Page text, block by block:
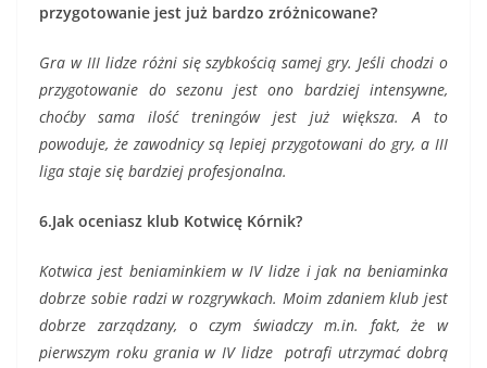
przygotowanie jest już bardzo zróżnicowane?
Gra w III lidze różni się szybkością samej gry. Jeśli chodzi o
przygotowanie do sezonu jest ono bardziej intensywne,
choćby sama ilość treningów jest już większa. A to
powoduje, że zawodnicy są lepiej przygotowani do gry, a III
liga staje się bardziej profesjonalna.
6.Jak oceniasz klub Kotwicę Kórnik?
Kotwica jest beniaminkiem w IV lidze i jak na beniaminka
dobrze sobie radzi w rozgrywkach. Moim zdaniem klub jest
dobrze zarządzany, o czym świadczy m.in. fakt, że w
pierwszym roku grania w IV lidze potrafi utrzymać dobrą